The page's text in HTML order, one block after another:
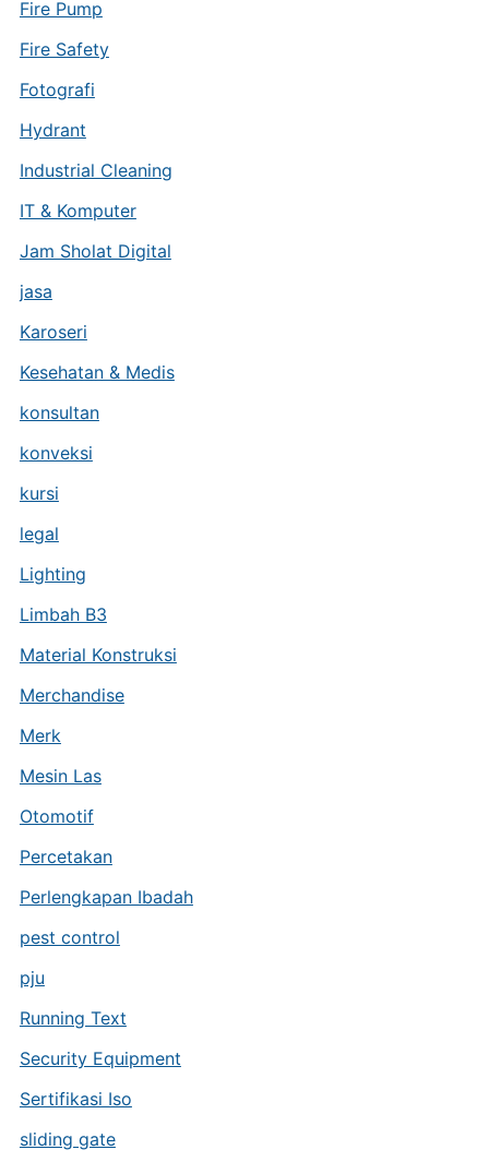
Fire Pump
Fire Safety
Fotografi
Hydrant
Industrial Cleaning
IT & Komputer
Jam Sholat Digital
jasa
Karoseri
Kesehatan & Medis
konsultan
konveksi
kursi
legal
Lighting
Limbah B3
Material Konstruksi
Merchandise
Merk
Mesin Las
Otomotif
Percetakan
Perlengkapan Ibadah
pest control
pju
Running Text
Security Equipment
Sertifikasi Iso
sliding gate